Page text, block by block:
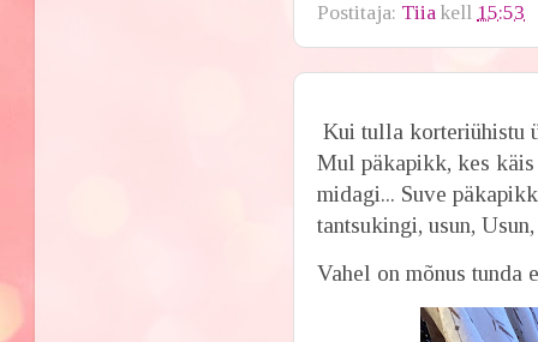
Postitaja: Tiia kell 15:53
Kui tulla korteriühistu
Mul päkapikk, kes
midagi... Suve
tantsukingi, usun,
Vahel on mõnus tunda